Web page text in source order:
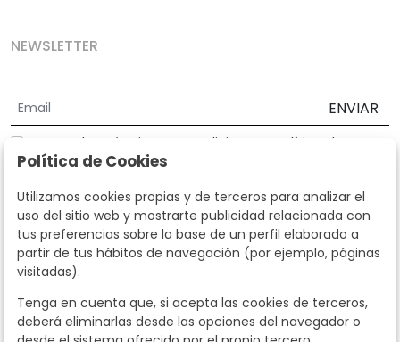
NEWSLETTER
ENVIAR
Acepto los Términos y Condiciones
Política de
privacidad
Según la LOPD y disposiciones de desarrollo, informamos que sus
datos personales serán tratados por parte de Subastas Segre con la
finalidad de gestionar la relación comercial. Puede ejercitar los
derechos de acceso, rectificación, cancelación, oposición y demás
derechos en los términos establecidos en la normativa vigente
dirigiéndote a nosotros. Asimismo, nos puede solicitar el envío de
llamando al teléfono 915159584 o enviando un e-mail a
info@subastassegre.es
Este sitio está protegido por reCAPTCHA y se aplican la
Política de Cookies
Utilizamos cookies propias y de terceros para analizar el
uso del sitio web y mostrarte publicidad relacionada con
tus preferencias sobre la base de un perfil elaborado a
partir de tus hábitos de navegación (por ejemplo, páginas
visitadas).
Tenga en cuenta que, si acepta las cookies de terceros,
deberá eliminarlas desde las opciones del navegador o